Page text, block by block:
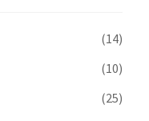
(14)
(10)
(25)